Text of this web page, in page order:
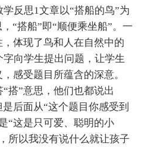
反思1文章以“搭船的鸟”为
“搭船”即“顺便乘坐船”。一
体现了鸟和人在自然中的
向学生提出问题，让学生
感受题目所蕴含的深意。
搭”意思，他们也都说出
后面从“这个题目你感受到
“这是只可爱、聪明的小
所以我没有说什么就让孩子